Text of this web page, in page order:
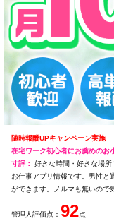
随時報酬UPキャンペーン実施
在宅ワーク初心者にお薦めのお
寸評：
好きな時間・好きな場
お仕事アプリ情報です。男性と
ができます。ノルマも無いので
管理人評価点： 92点